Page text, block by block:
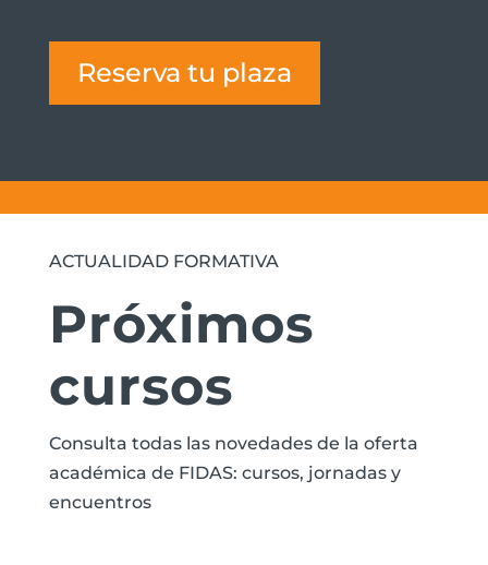
Reserva tu plaza
ACTUALIDAD FORMATIVA
Próximos
cursos
Consulta todas las novedades de la oferta
académica de FIDAS: cursos, jornadas y
encuentros